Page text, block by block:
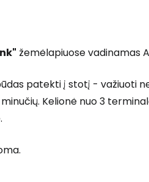
žemėlapiuose vadinamas
patekti į stotį - važiuoti
Kelionė nuo 3